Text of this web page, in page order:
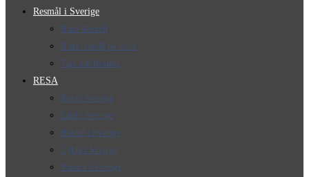
Resmål i Sverige
Hitta Resmål
Hitta resmål på karta
Tips om Resmål
RESA
Resa i Sverige
Elbil i Sverige
Husbil i Sverige
Cykla i Sverige
Vandra i Sverige